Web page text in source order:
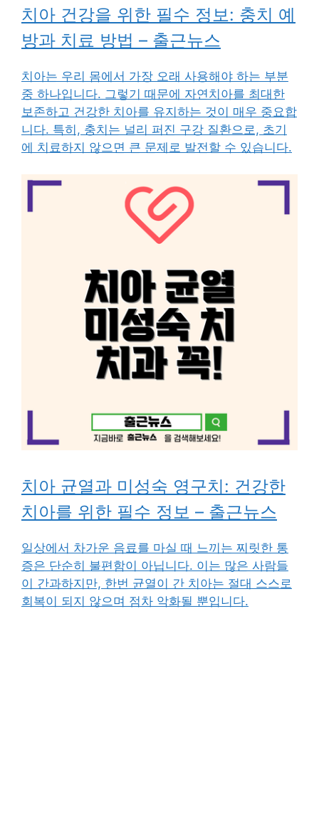
치아 건강을 위한 필수 정보: 충치 예
방과 치료 방법 – 출근뉴스
치아는 우리 몸에서 가장 오래 사용해야 하는 부분
중 하나입니다. 그렇기 때문에 자연치아를 최대한
보존하고 건강한 치아를 유지하는 것이 매우 중요합
니다. 특히, 충치는 널리 퍼진 구강 질환으로, 초기
에 치료하지 않으면 큰 문제로 발전할 수 있습니다.
치아 균열과 미성숙 영구치: 건강한
치아를 위한 필수 정보 – 출근뉴스
일상에서 차가운 음료를 마실 때 느끼는 찌릿한 통
증은 단순히 불편함이 아닙니다. 이는 많은 사람들
이 간과하지만, 한번 균열이 간 치아는 절대 스스로
회복이 되지 않으며 점차 악화될 뿐입니다.